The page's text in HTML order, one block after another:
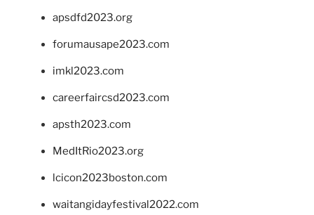
apsdfd2023.org
forumausape2023.com
imkl2023.com
careerfaircsd2023.com
apsth2023.com
MedItRio2023.org
lcicon2023boston.com
waitangidayfestival2022.com